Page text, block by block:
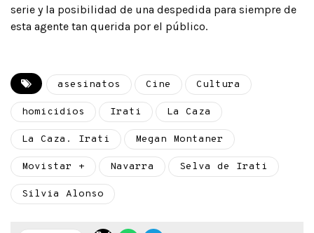
serie y la posibilidad de una despedida para siempre de
esta agente tan querida por el público.
asesinatos Cine Cultura
homicidios Irati La Caza
La Caza. Irati Megan Montaner
Movistar + Navarra Selva de Irati
Silvia Alonso